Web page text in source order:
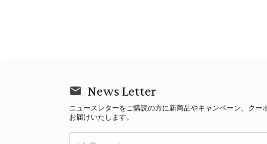
News Letter
ニュースレターをご購読の方に新商品やキャンペーン、クー
お届けいたします。